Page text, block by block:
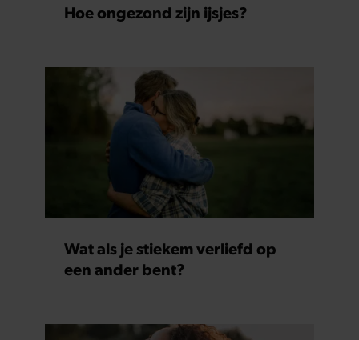
Hoe ongezond zijn ijsjes?
Wat als je stiekem verliefd op
een ander bent?